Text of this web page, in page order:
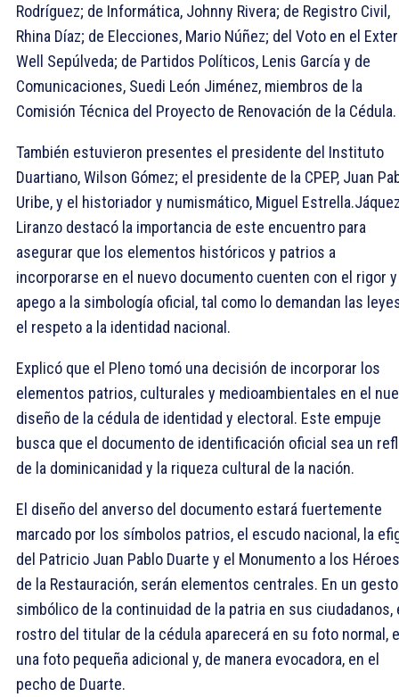
Rodríguez; de Informática, Johnny Rivera; de Registro Civil,
Rhina Díaz; de Elecciones, Mario Núñez; del Voto en el
Well Sepúlveda; de Partidos Políticos, Lenis García y de
Comunicaciones, Suedi León Jiménez, miembros de la
Comisión Técnica del Proyecto de Renovación de la Cédula.
También estuvieron presentes el presidente del Instituto
Duartiano, Wilson Gómez; el presidente de la CPEP, Juan
Uribe, y el historiador y numismático, Miguel
Liranzo destacó la importancia de este encuentro para
asegurar que los elementos históricos y patrios a
incorporarse en el nuevo documento cuenten con el rigor
apego a la simbología oficial, tal como lo demandan las
el respeto a la identidad nacional.
Explicó que el Pleno tomó una decisión de incorporar los
elementos patrios, culturales y medioambientales en el
diseño de la cédula de identidad y electoral. Este empuje
busca que el documento de identificación oficial sea un
de la dominicanidad y la riqueza cultural de la nación.
El diseño del anverso del documento estará fuertemente
marcado por los símbolos patrios, el escudo nacional, la
del Patricio Juan Pablo Duarte y el Monumento a los Héroes
de la Restauración, serán elementos centrales. En un gesto
simbólico de la continuidad de la patria en sus ciudadanos,
rostro del titular de la cédula aparecerá en su foto normal,
una foto pequeña adicional y, de manera evocadora, en el
pecho de Duarte.